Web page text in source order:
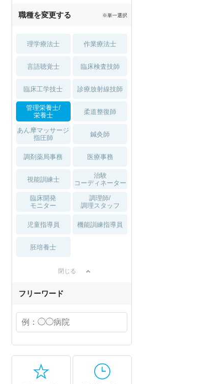
職種を変更する ※単一選択
理学療法士 作業療法士
言語聴覚士 臨床検査技師
臨床工学技士 診療放射線技師
管理栄養士/
栄養士
柔道整復師
あん摩マッサージ
指圧師
鍼灸師
調剤薬局事務 医療事務
視能訓練士
治験
コーディネーター
臨床開発
モニター
調理師/
調理スタッフ
児童指導員 機能訓練指導員
胚培養士
閉じる
フリーワード